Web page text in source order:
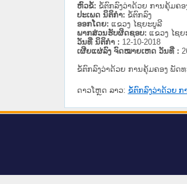
ຫົວຂໍ້: ຂໍ້ຕົກລົງວ່າດ້ວຍ ການຄຸ້ມຄ
ປະເພດ ນິຕິກໍາ: ຂໍ້ຕົກລົງ
ອອກໂດຍ: ແຂວງ ໄຊຍະບູລີ
ພາກສ່ວນຮັບຜິດຊອບ: ແຂວງ ໄຊຍ
ວັນທີ່ ນິຕິກໍາ : 12-10-2018
ເຜີຍແຜ່ລົງ ຈົດໝາຍເຫດ ວັນທີ່ :
ຂໍ້ຕົກລົງວ່າດ້ວຍ ການຄຸ້ມຄອງ ພັດ
ດາວໂຫຼດ ລາວ: ຂໍ້ຕົກລົງວ່າດ້ວຍ ກ